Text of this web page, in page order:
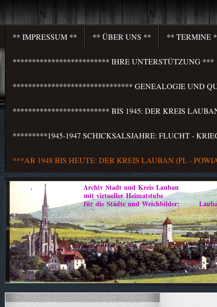
** IMPRESSUM ** ** ÜBER UNS ** ** TERMINE
************************* IHRE UNTERSTÜTZUNG ***
******************************* GENEALOGIE UND
************************* BIS 1945: DER KREIS
*********1945-1947 SCHICKSALSJAHRE: FLUCHT -
***AB 1948 BIS HEUTE: DER KREIS LAUBAN (PL -
. Archiv Stadt und Kreis Lauban
mit virtueller Heimatstube
für die Städte und Weichbilder: Lauban -